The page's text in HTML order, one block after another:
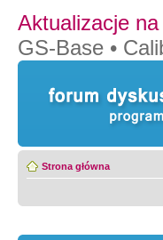
Aktualizacje
GS-Base •
Strona główna